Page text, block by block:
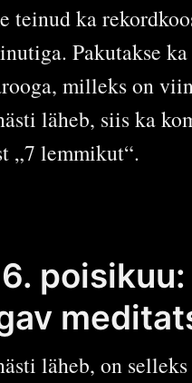
teinud ka
Pakutakse ka
milleks on
läheb, siis ka
„7 lemmikut“.
läheb, on